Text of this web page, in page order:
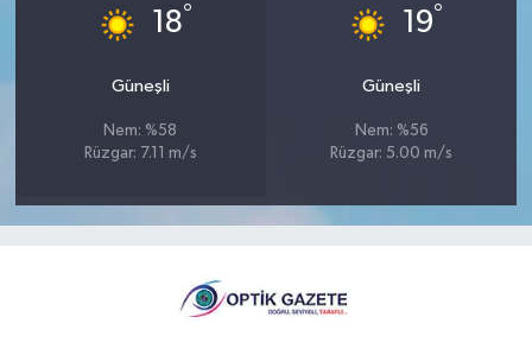
18°
Güneşli
Nem: %58
Rüzgar: 7.11 m/s
19°
Güneşli
Nem: %56
Rüzgar: 5.00 m/s